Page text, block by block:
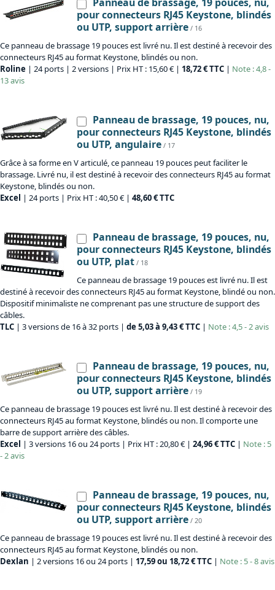
pour connecteurs RJ45 Keystone, blindés
ou UTP, support arrière / 16
Ce panneau de brassage 19 pouces est livré nu. Il est destiné à recevoir des
connecteurs RJ45 au format Keystone, blindés ou non.
Roline | 24 ports | 2 versions | Prix HT : 15,60 € | 18,72 € TTC | Note : 4,8 -
13 avis
Panneau de brassage, 19 pouces, nu,
pour connecteurs RJ45 Keystone, blindés
ou UTP, angulaire / 17
Grâce à sa forme en V articulé, ce panneau 19 pouces peut faciliter le
brassage. Livré nu, il est destiné à recevoir des connecteurs RJ45 au format
Keystone, blindés ou non.
Excel
| 24 ports | Prix HT : 40,50 € | 48,60 € TTC
Panneau de brassage, 19 pouces, nu,
pour connecteurs RJ45 Keystone, blindés
ou UTP, plat / 18
Ce panneau de brassage 19 pouces est livré nu. Il est
destiné à recevoir des connecteurs RJ45 au format Keystone, blindé ou non.
Dispositif minimaliste ne comprenant pas une structure de support des
câbles.
TLC | 3 versions de 16 à 32 ports | de 5,03 à 9,43 € TTC | Note : 4,5 - 2 avis
Panneau de brassage, 19 pouces, nu,
pour connecteurs RJ45 Keystone, blindés
ou UTP, support arrière / 19
Ce panneau de brassage 19 pouces est livré nu. Il est destiné à recevoir des
connecteurs RJ45 au format Keystone, blindés ou non. Il comporte une
barre de support arrière des câbles.
Excel
| 3 versions 16 ou 24 ports | Prix HT : 20,80 € | 24,96 € TTC | Note : 5
- 2 avis
Panneau de brassage, 19 pouces, nu,
pour connecteurs RJ45 Keystone, blindés
ou UTP, support arrière / 20
Ce panneau de brassage 19 pouces est livré nu. Il est destiné à recevoir des
connecteurs RJ45 au format Keystone, blindés ou non.
Dexlan | 2 versions 16 ou 24 ports | 17,59 ou 18,72 € TTC | Note : 5 - 8 avis